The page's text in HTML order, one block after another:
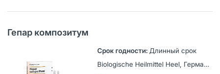
Гепар композитум
Длинный срок
Biologische Heilmittel Heel, Германия